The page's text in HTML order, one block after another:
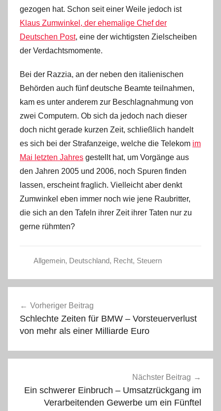
gezogen hat. Schon seit einer Weile jedoch ist
Klaus Zumwinkel, der ehemalige Chef der
Deutschen Post, eine der wichtigsten Zielscheiben
der Verdachtsmomente.
Bei der Razzia, an der neben den italienischen
Behörden auch fünf deutsche Beamte teilnahmen,
kam es unter anderem zur Beschlagnahmung von
zwei Computern. Ob sich da jedoch nach dieser
doch nicht gerade kurzen Zeit, schließlich handelt
es sich bei der Strafanzeige, welche die Telekom im
Mai letzten Jahres gestellt hat, um Vorgänge aus
den Jahren 2005 und 2006, noch Spuren finden
lassen, erscheint fraglich. Vielleicht aber denkt
Zumwinkel eben immer noch wie jene Raubritter,
die sich an den Tafeln ihrer Zeit ihrer Taten nur zu
gerne rühmten?
Allgemein, Deutschland, Recht, Steuern
Vorheriger Beitrag
Schlechte Zeiten für BMW – Vorsteuerverlust
von mehr als einer Milliarde Euro
Nächster Beitrag
Ein schwerer Einbruch – Umsatzrückgang im
Verarbeitenden Gewerbe um ein Fünftel